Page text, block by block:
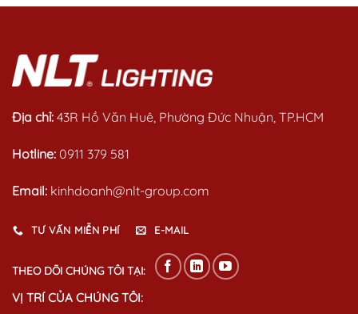
of
of
Địa chỉ: 43R Hồ Văn Huê, Phường Đức Nhuận, TP.HCM
Hotline: 0911 379 581
Email: kinhdoanh@nlt-group.com
TƯ VẤN MIỄN PHÍ E-MAIL
THEO DÕI CHÚNG TÔI TẠI:
VỊ TRÍ CỦA CHÚNG TÔI: